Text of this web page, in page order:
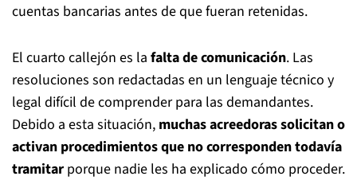
cuentas bancarias antes de que fueran retenidas.
El cuarto callejón es la falta de comunicación. Las
resoluciones son redactadas en un lenguaje técnico y
legal difícil de comprender para las demandantes.
Debido a esta situación, muchas acreedoras solicitan o
activan procedimientos que no corresponden todavía
tramitar porque nadie les ha explicado cómo proceder.